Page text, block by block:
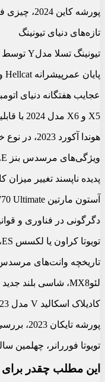
پورشه کاین 2024، چیزی فراتر از فیس لیفت
تازه‌‏های دنیای تیونینگ
تیونینگ تسلا مدلY توسط نوویتک
پایان عمرپیشرانه‏ Hellcat و8سیلندرهایHemi
عجایب هفتگانه دنیای
X5 و X6 مدل 2024 با قابلیت خودران
هوندا آکورد 2023، در نوع خودش خوب است
ویژگی‏‌های مرسدس بنز GLE مدل2024
پدیده ناپسند تغییر میزان
آستون مارتین DBS 770 Ultimate، جدید
دگرگونی در فناوری و
تویوتا کراون یا لکسس ES، مقایسه فنی
تاریخچه وانت‏‌های مرسدس
لئوMX8، شاسی بلند جدید کشور
کادیلاک اسکالید V مدل 2023
پورشه تایکان 2023، بررسی فنی
تویوتا فوررانر، چهلمین
این مطلب چقدر برای